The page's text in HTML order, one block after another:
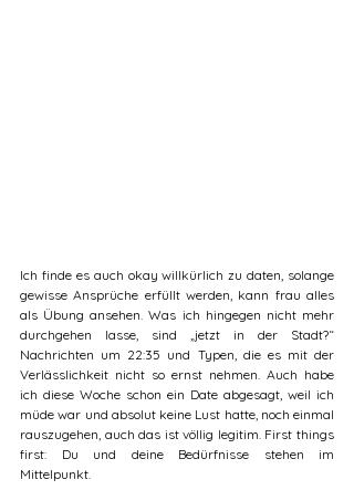
Ich finde es auch okay willkürlich zu daten, solange
gewisse Ansprüche erfüllt werden, kann frau alles
als Übung ansehen. Was ich hingegen nicht mehr
durchgehen lasse, sind „jetzt in der Stadt?“
Nachrichten um 22:35 und Typen, die es mit der
Verlässlichkeit nicht so ernst nehmen. Auch habe
ich diese Woche schon ein Date abgesagt, weil ich
müde war und absolut keine Lust hatte, noch einmal
rauszugehen, auch das ist völlig legitim. First things
first: Du und deine Bedürfnisse stehen im
Mittelpunkt.